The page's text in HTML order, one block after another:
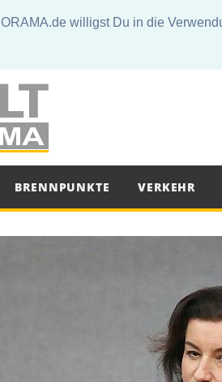
willigst Du in die
BRENNPUNKTE VERKEHR